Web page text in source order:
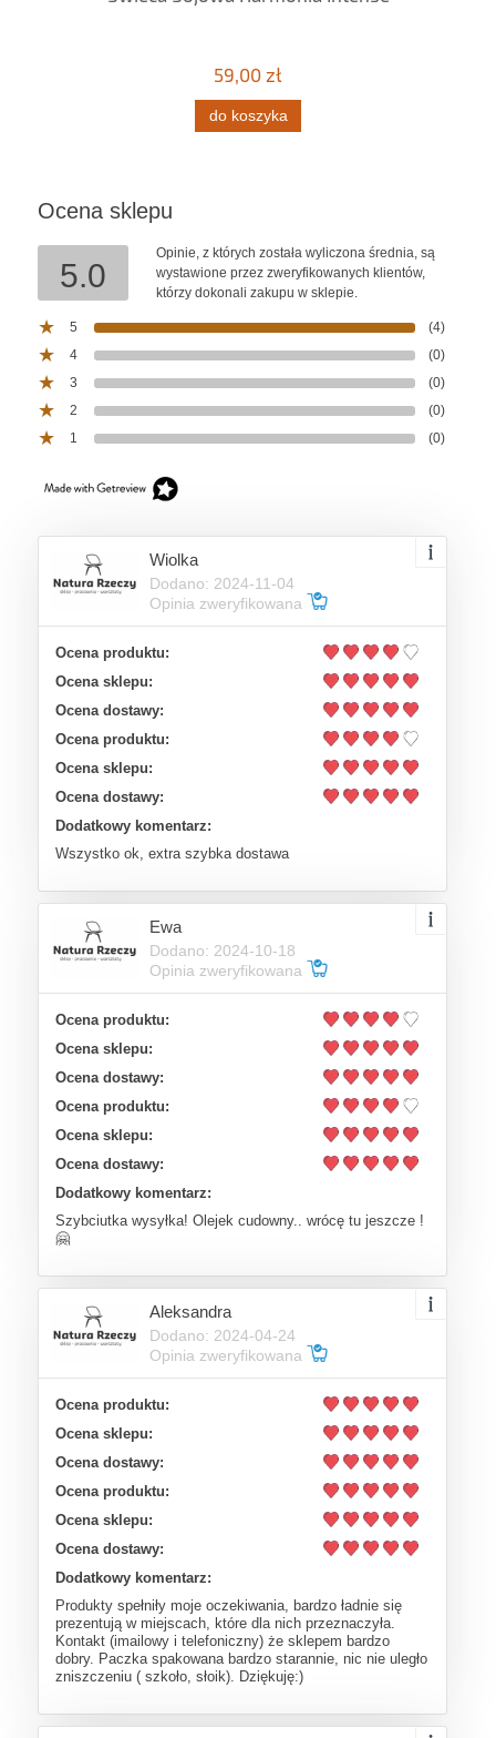
59,00 zł
do koszyka
Ocena sklepu
5.0
Opinie, z których została wyliczona średnia, są
wystawione przez zweryfikowanych klientów,
którzy dokonali zakupu w sklepie.
5
(4)
4
(0)
3
(0)
2
(0)
1
(0)
Wiolka
Dodano: 2024-11-04
Opinia zweryfikowana
Ocena produktu:
Ocena sklepu:
Ocena dostawy:
Ocena produktu:
Ocena sklepu:
Ocena dostawy:
Dodatkowy komentarz:
Wszystko ok, extra szybka dostawa
Ewa
Dodano: 2024-10-18
Opinia zweryfikowana
Ocena produktu:
Ocena sklepu:
Ocena dostawy:
Ocena produktu:
Ocena sklepu:
Ocena dostawy:
Dodatkowy komentarz:
Szybciutka wysyłka! Olejek cudowny.. wrócę tu jeszcze !
🤗
Aleksandra
Dodano: 2024-04-24
Opinia zweryfikowana
Ocena produktu:
Ocena sklepu:
Ocena dostawy:
Ocena produktu:
Ocena sklepu:
Ocena dostawy:
Dodatkowy komentarz:
Produkty spełniły moje oczekiwania, bardzo ładnie się
prezentują w miejscach, które dla nich przeznaczyła.
Kontakt (imailowy i telefoniczny) że sklepem bardzo
dobry. Paczka spakowana bardzo starannie, nic nie uległo
zniszczeniu ( szkoło, słoik). Dziękuję:)